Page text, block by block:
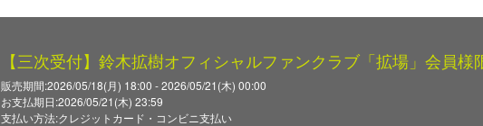
【三次受付】鈴木拡樹オフィシャルファンクラブ「拡場」会員
販売期間:2026/05/18(月) 18:00 - 2026/05/21(木) 00:00
お支払期日:2026/05/21(木) 23:59
支払い方法:クレジットカード・コンビニ支払い